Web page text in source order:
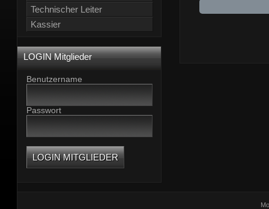
Technischer Leiter
Kassier
LOGIN Mitglieder
Benutzername
Passwort